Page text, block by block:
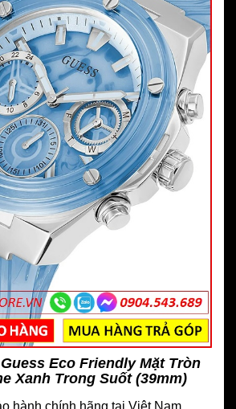
Eco Friendly Mặt Tròn
Xanh Trong Suốt (39mm)